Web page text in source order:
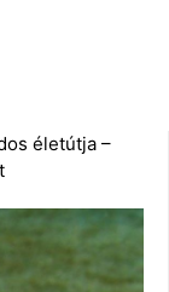
életútja –